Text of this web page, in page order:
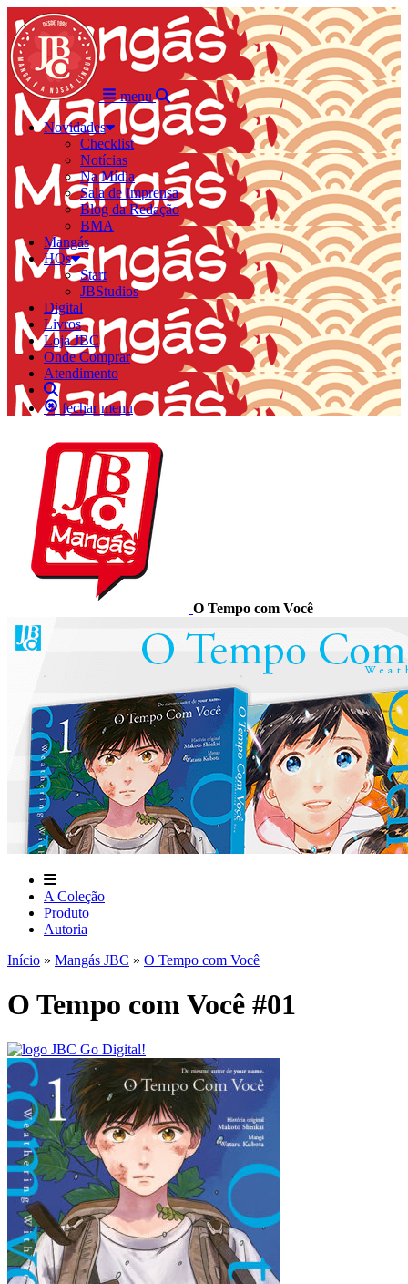
menu
Novidades
Checklist
Notícias
Na Mídia
Sala de Imprensa
Blog da Redação
BMA
Mangás
HQs
Start
JBStudios
Digital
Livros
Loja JBC
Onde Comprar
Atendimento
fechar menu
O Tempo com Você
A Coleção
Produto
Autoria
Início » Mangás JBC » O Tempo com Você
O Tempo com Você #01